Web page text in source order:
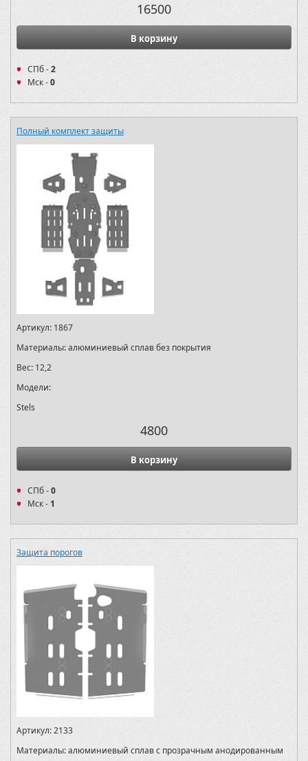
16500
В корзину
СПб -2
Мск -0
Полный комплект защиты
Артикул: 1867
Материалы:алюминиевый сплав без покрытия
Вес: 12,2
Модели:
Stels
4800
В корзину
СПб -0
Мск - 1
Защита порогов
Артикул:2133
Материалы:алюминиевый сплав с прозрачным анодированным